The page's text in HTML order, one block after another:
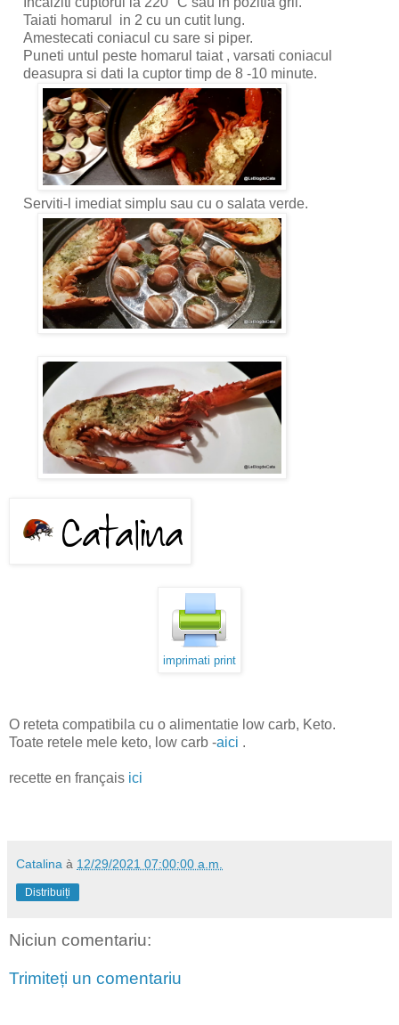
Taiati homarul in 2 cu un cutit lung.
Amestecati coniacul cu sare si piper.
Puneti untul peste homarul taiat , varsati coniacul
deasupra si dati la cuptor timp de 8 -10 minute.
Serviti-l imediat simplu sau cu o salata verde.
imprimati print
O reteta compatibila cu o alimentatie low carb, Keto.
Toate retele mele keto, low carb -aici .
recette en français ici
Catalina à 12/29/2021 07:00:00 a.m.
Distribuiți
Niciun comentariu:
Trimiteți un comentariu